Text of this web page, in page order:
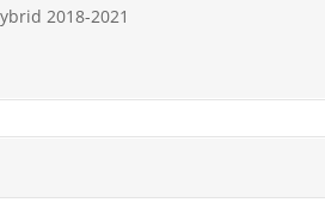
2018-2021